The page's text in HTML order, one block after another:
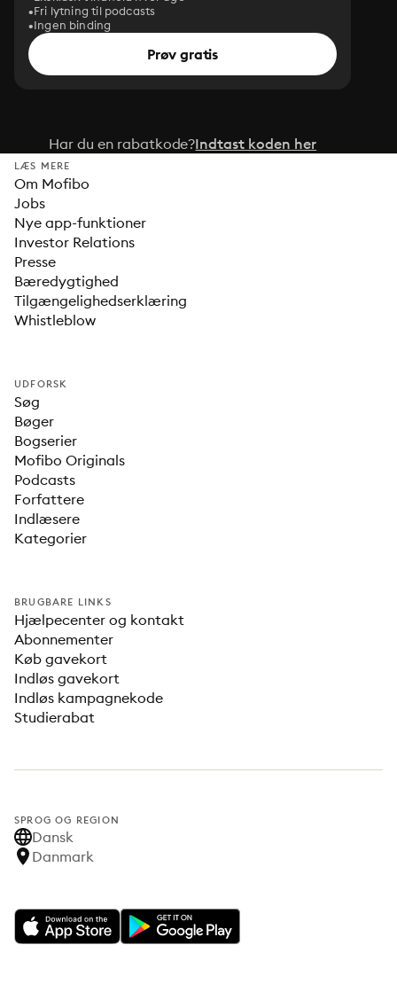
Fri lytning til podcasts
Ingen binding
Prøv gratis
Har du en rabatkode?Indtast koden her
LÆS MERE
Om Mofibo
Jobs
Nye app-funktioner
Investor Relations
Presse
Bæredygtighed
Tilgængelighedserklæring
Whistleblow
UDFORSK
Søg
Bøger
Bogserier
Mofibo Originals
Podcasts
Forfattere
Indlæsere
Kategorier
BRUGBARE LINKS
Hjælpecenter og kontakt
Abonnementer
Køb gavekort
Indløs gavekort
Indløs kampagnekode
Studierabat
SPROG OG REGION
Dansk
Danmark